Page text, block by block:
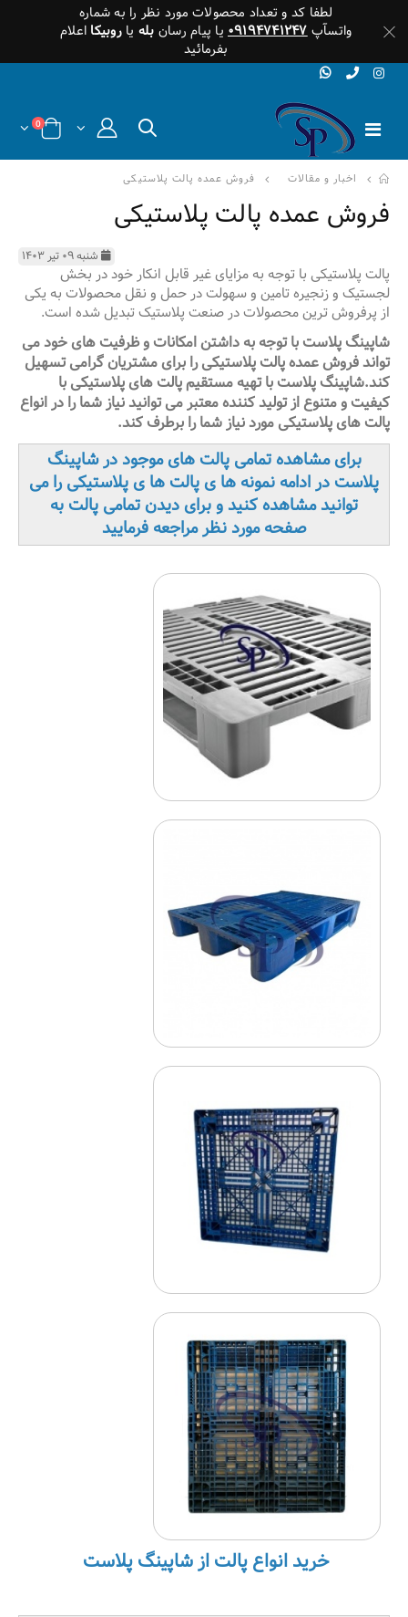
لطفا کد و تعداد محصولات مورد نظر را به شماره
واتسآپ۰۹۱۹۴۷۴۱۲۴۷ یا پیام رسان بله یاروبیکا اعلام
بفرمائید
0
اخبار و مقالات فروش عمده پالت پلاستیکی
فروش عمده پالت پلاستیکی
شنبه ۰۹ تیر ۱۴۰۳
پالت پلاستیکی با توجه به مزایای غیر قابل انکار خود در بخش
لجستیک و زنجیره تامین و سهولت در حمل و نقل محصولات به یکی
از پرفروش ترین محصولات در صنعت پلاستیک تبدیل شده است.
شاپینگ پلاست با توجه به داشتن امکانات و ظرفیت های خود می
تواند فروش عمده پالت پلاستیکی را برای مشتریان گرامی تسهیل
کند.شاپینگ پلاست با تهیه مستقیم پالت های پلاستیکی با
کیفیت و متنوع از تولید کننده معتبر می توانید نیاز شما را در انواع
پالت های پلاستیکی مورد نیاز شما را برطرف کند.
برای مشاهده تمامی پالت های موجود در شاپینگ
پلاست در ادامه نمونه ها ی پالت ها ی پلاستیکی را می
توانید مشاهده کنید و برای دیدن تمامی پالت به
صفحه مورد نظر مراجعه فرمایید
خرید انواع پالت از شاپینگ پلاست